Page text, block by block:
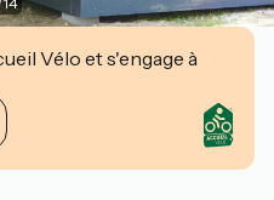
Vélo et s'engage à